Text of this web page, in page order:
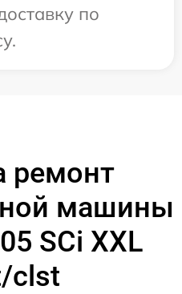
по
ремонт
машины
SCi XXL
clst